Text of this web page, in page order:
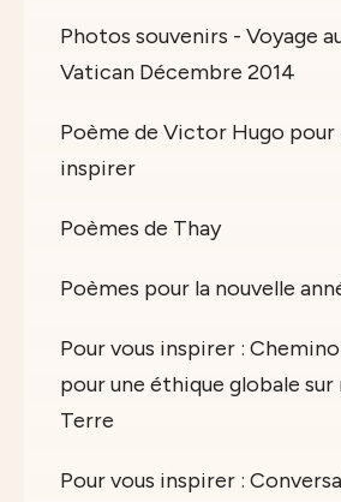
Photos souvenirs - Voyage
Vatican Décembre 2014
Poème de Victor Hugo pour
inspirer
Poèmes de Thay
Poèmes pour la nouvelle
Pour vous inspirer :
pour une éthique globale
Terre
Pour vous inspirer :